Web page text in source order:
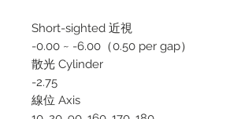
Short-sighted 近視
-0.00 ~ -6.00（0.50 per gap）
散光 Cylinder
-2.75
線位 Axis